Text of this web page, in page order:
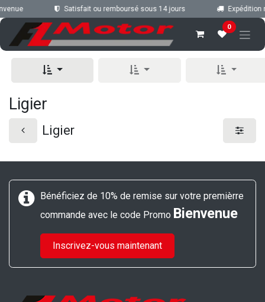
Se rendre au contenuSatisfait ou remboursé sous 14 jours Expédition
0
Ligier
Ligier
Bénéficiez de 10% de remise sur votre premièrre
commande avec le code Promo Bienvenue
Inscrivez-vous maintenant